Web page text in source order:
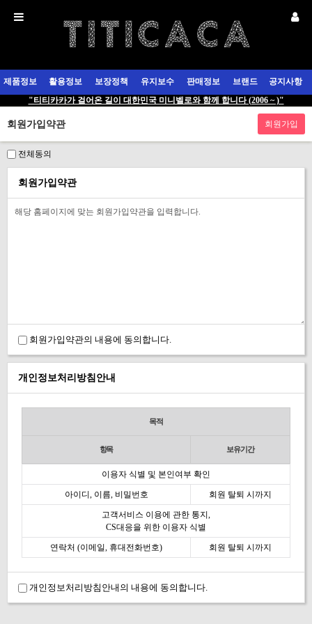
제품정보 활용정보 보장정책 유지보수 판매정보 브랜드
공지사항
"티티카카가 걸어온 길이 대한민국 미니벨로와 함께 합니다 (2006 ~ )"
회원가입약관
전체동의
회원가입약관
회원가입약관의 내용에 동의합니다.
개인정보처리방침안내
목적
항목 보유기간
이용자 식별 및 본인여부 확인
아이디, 이름, 비밀번호 회원 탈퇴 시까지
고객서비스 이용에 관한 통지,
CS대응을 위한 이용자 식별
연락처 (이메일, 휴대전화번호) 회원 탈퇴 시까지
개인정보처리방침안내의 내용에 동의합니다.